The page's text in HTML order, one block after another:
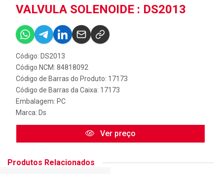
VALVULA SOLENOIDE : DS2013
Código: DS2013
Código NCM: 84818092
Código de Barras do Produto: 17173
Código de Barras da Caixa: 17173
Embalagem: PC
Marca: Ds
Ver preço
Produtos Relacionados